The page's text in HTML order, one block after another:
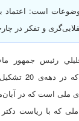
است: اعتماد
و تفکر در
رئيس جمهور
مهم‌ترین
کرد.[1] جبهه‌ی ملی که با